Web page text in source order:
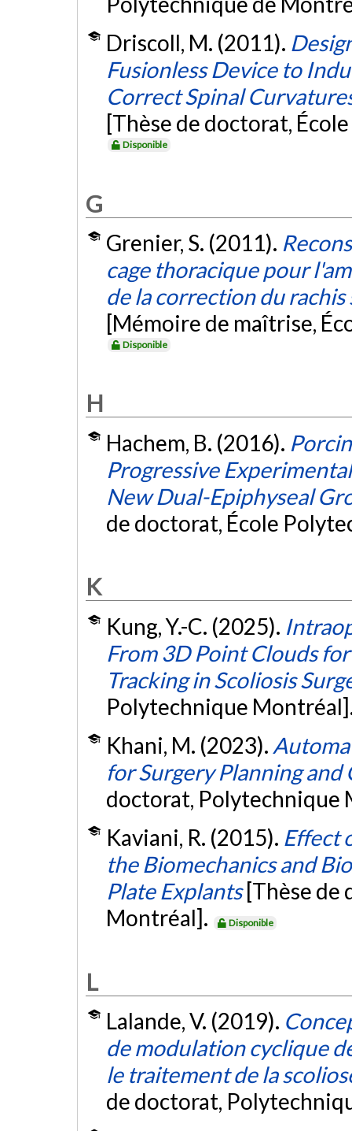
Driscoll, M. (2011).
Fusionless Device to
Correct Spinal
[Thèse de doctorat,
Disponible
G
Grenier, S. (2011).
cage thoracique pour
de la correction du
[Mémoire de maîtrise,
Disponible
H
Hachem, B. (2016).
Progressive
New Dual-Epiphyseal
de doctorat, École
K
Kung, Y.-C. (2025).
From 3D Point Clouds
Tracking in Scoliosis
Polytechnique
Khani, M. (2023).
for Surgery Planning and
doctorat, Polytechnique
Kaviani, R. (2015). Effect
the Biomechanics and
Plate Explants [Thèse de
Montréal].
Disponible
L
Lalande, V. (2019).
de modulation cyclique
le traitement de la
de doctorat,